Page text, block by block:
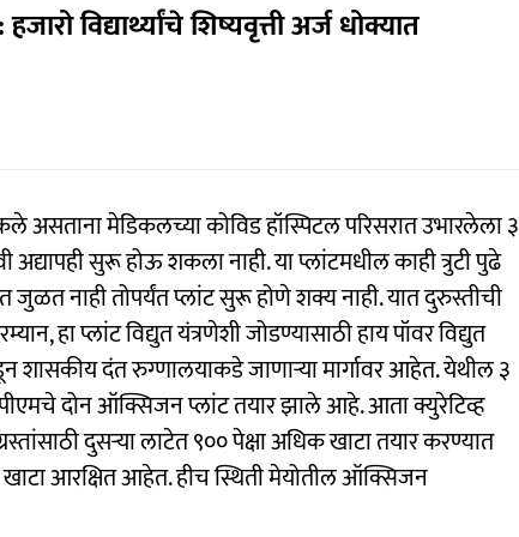
विद्यार्थ्यांचे शिष्यवृत्ती अर्ज धोक्यात
असताना मेडिकलच्या कोविड हॉस्पिटल परिसरात उभारलेला ३
अद्यापही सुरू होऊ शकला नाही. या प्लांटमधील काही त्रुटी पुढे
नाही तोपर्यंत प्लांट सुरू होणे शक्य नाही. यात दुरुस्तीची
हा प्लांट विद्युत यंत्रणेशी जोडण्यासाठी हाय पॉवर विद्युत
दंत रुग्णालयाकडे जाणाऱ्या मार्गावर आहेत. येथील ३
दोन ऑक्सिजन प्लांट तयार झाले आहे. आता क्युरेटिव्ह
दुसऱ्या लाटेत ९०० पेक्षा अधिक खाटा तयार करण्यात
खाटा आरक्षित आहेत. हीच स्थिती मेयोतील ऑक्सिजन